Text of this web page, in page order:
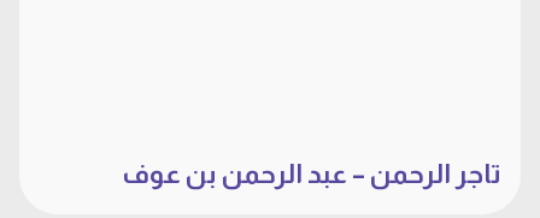
تاجر الرحمن – عبد الرحمن بن عوف